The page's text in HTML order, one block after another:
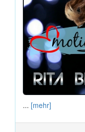
... [mehr]